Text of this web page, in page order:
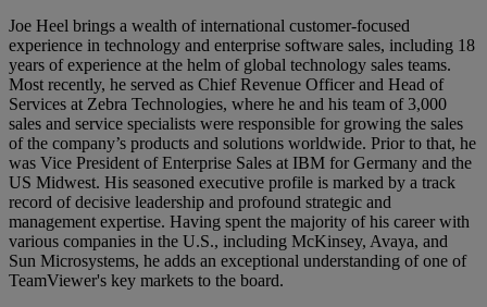
Joe Heel brings a wealth of international customer-focused
experience in technology and enterprise software sales, including 18
years of experience at the helm of global technology sales teams.
Most recently, he served as Chief Revenue Officer and Head of
Services at Zebra Technologies, where he and his team of 3,000
sales and service specialists were responsible for growing the sales
of the company’s products and solutions worldwide. Prior to that, he
was Vice President of Enterprise Sales at IBM for Germany and the
US Midwest. His seasoned executive profile is marked by a track
record of decisive leadership and profound strategic and
management expertise. Having spent the majority of his career with
various companies in the U.S., including McKinsey, Avaya, and
Sun Microsystems, he adds an exceptional understanding of one of
TeamViewer's key markets to the board.